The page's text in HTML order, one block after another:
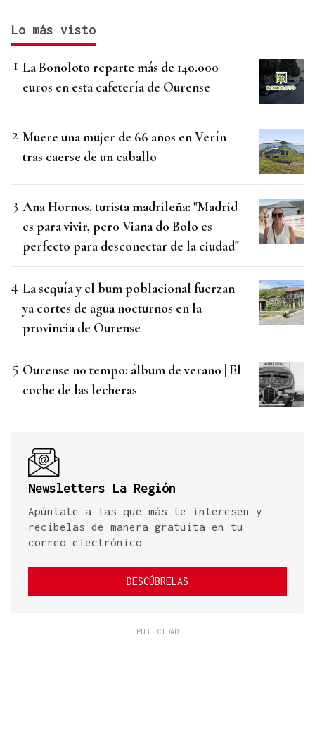
Lo más visto
La Bonoloto reparte más de 140.000
euros en esta cafetería de Ourense
Muere una mujer de 66 años en Verín
tras caerse de un caballo
Ana Hornos, turista madrileña: "Madrid
es para vivir, pero Viana do Bolo es
perfecto para desconectar de la ciudad"
La sequía y el bum poblacional fuerzan
ya cortes de agua nocturnos en la
provincia de Ourense
Ourense no tempo: álbum de verano | El
coche de las lecheras
Newsletters La Región
Apúntate a las que más te interesen y
recíbelas de manera gratuita en tu
correo electrónico
DESCÚBRELAS